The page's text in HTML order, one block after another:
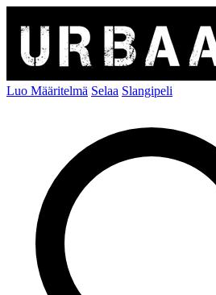
Luo Määritelmä Selaa Slangipeli